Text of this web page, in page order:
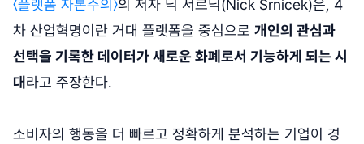
〈플랫폼 자본주의〉의 저자 닉 서르닉(Nick Srnicek)은, 4
차 산업혁명이란 거대 플랫폼을 중심으로 개인의 관심과
선택을 기록한 데이터가 새로운 화폐로서 기능하게 되는 시
대라고 주장한다.
소비자의 행동을 더 빠르고 정확하게 분석하는 기업이 경